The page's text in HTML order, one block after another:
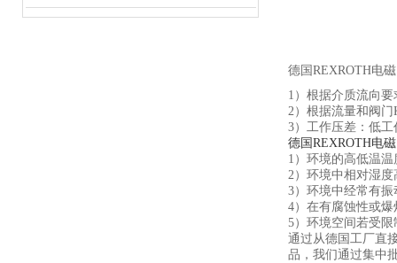
德国REXROTH电
1）根据介质流向
2）根据流量和阀
3）工作压差：低
德国REXROTH电
1）环境的高低温
2）环境中相对湿
3）环境中经常有
4）在有腐蚀性或
5）环境空间若受
通过从德国工厂直
品，我们通过集中